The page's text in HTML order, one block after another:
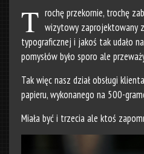
T rochę przekornie, trochę
wizytowy zaprojektowany
typograficznej i jakoś tak udało
pomysłów było sporo ale
Tak więc nasz dział obsługi
papieru, wykonanego na 500-
Miała być i trzecia ale ktoś